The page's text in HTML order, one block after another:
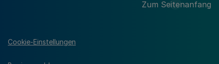
Zum Seitenanfang
Cookie-Einstellungen